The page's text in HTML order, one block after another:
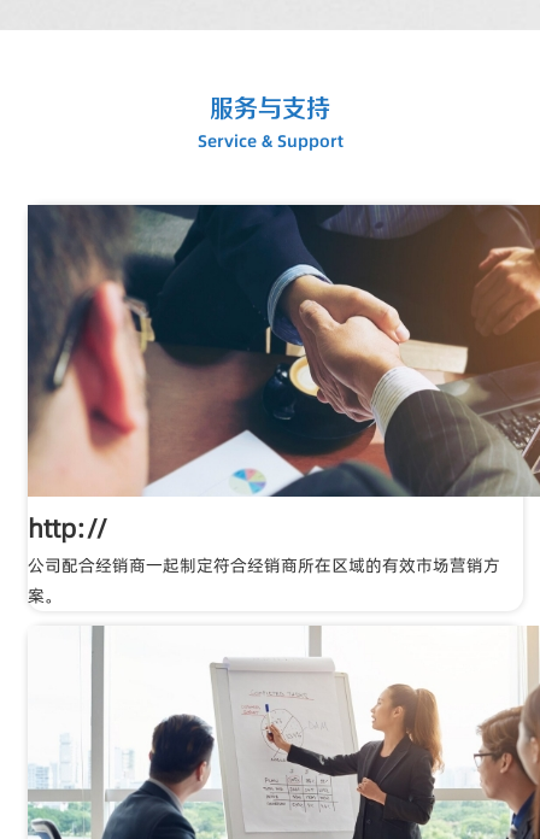
服务与支持
Service & Support
http://
公司配合经销商一起制定符合经销商所在区域的有效市场营销方
案。